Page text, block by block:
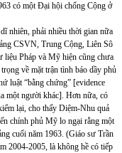
có một Đại hội chống Cộng ở
nhiên, phải nhiều thời gian nữa
CSVN, Trung Cộng, Liên Sô
liệu Pháp và Mỹ hiện cũng chưa
về mặt trận tình báo dầy phủ
luật “bằng chứng” [evidence
một người khác]. Hơn nữa, có
lại, cho thấy Diệm-Nhu quả
chính phủ Mỹ lo ngại rằng một
cuối năm 1963. (Giáo sư Trần
2004-2005, là không hề có tiếp